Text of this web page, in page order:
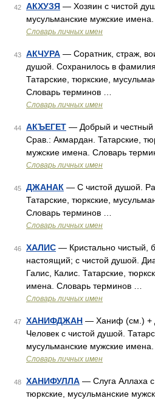
42 АКХУЗЯ — Хозяин с чистой
мусульманские мужские
Словарь личных имен
43 АКЧУРА — Соратник, страж,
душой. Сохранилось в
Татарские, тюркские,
Словарь терминов …
Словарь личных имен
44 АКЪЕГЕТ — Добрый и честный
Срав.: Акмардан. Татарские,
мужские имена. Словарь
Словарь личных имен
45 ДЖАНАК — С чистой душой.
Татарские, тюркские,
Словарь терминов …
Словарь личных имен
46 ХАЛИС — Кристально чистый,
настоящий; с чистой душой.
Галис, Калис. Татарские,
имена. Словарь терминов …
Словарь личных имен
47 ХАНИФДЖАН — Ханиф (см.) +
Человек с чистой душой.
мусульманские мужские
Словарь личных имен
48 ХАНИФУЛЛА — Слуга Аллаха с
тюркские, мусульманские